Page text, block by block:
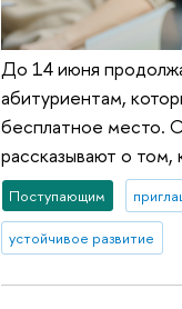
До 14 июня
абитуриентам,
бесплатное место.
рассказывают о том,
Поступающим
устойчивое развитие